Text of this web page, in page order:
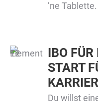
’ne Tablette.
IBO FÜR
START
Du willst